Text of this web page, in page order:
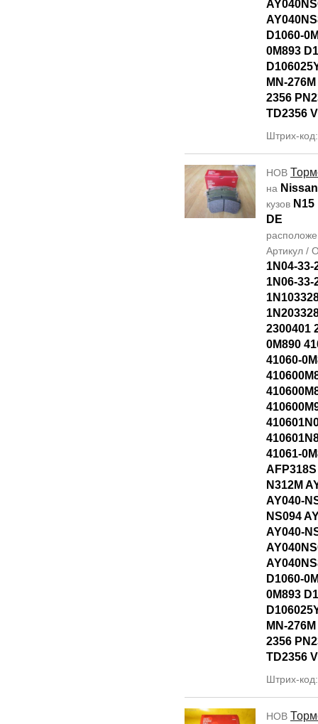
D1060-
0M893
MN-
2356
TD2356
Штрих-
НОВ
на
кузов N15
DE
Артикул /
1N04-33-
1N06-33-
2300401
0M890
41060-
41061-
N312M
AY040-
NS094
AY040-
D1060-
0M893
MN-
2356
TD2356
Штрих-
НОВ